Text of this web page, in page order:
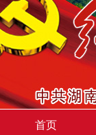
首页